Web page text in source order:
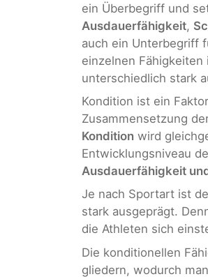
ein Überbegriff und
Ausdauerfähigkeit,
auch ein Unterbegriff
einzelnen
unterschiedlich stark
Kondition ist ein
Zusammensetzung
Kondition wird
Entwicklungsniveau
Ausdauerfähigkeit
Je nach Sportart ist
stark ausgeprägt.
die Athleten sich
Die konditionellen
gliedern, wodurch